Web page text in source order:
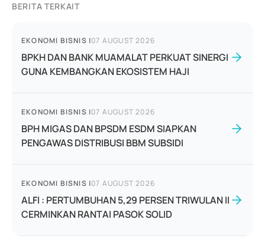
BERITA TERKAIT
EKONOMI BISNIS |07 AUGUST 2026
BPKH DAN BANK MUAMALAT PERKUAT SINERGI
GUNA KEMBANGKAN EKOSISTEM HAJI
EKONOMI BISNIS |07 AUGUST 2026
BPH MIGAS DAN BPSDM ESDM SIAPKAN
PENGAWAS DISTRIBUSI BBM SUBSIDI
EKONOMI BISNIS |07 AUGUST 2026
ALFI : PERTUMBUHAN 5,29 PERSEN TRIWULAN II
CERMINKAN RANTAI PASOK SOLID